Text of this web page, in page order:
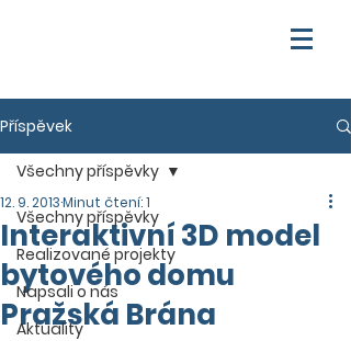
Příspěvek
Všechny příspěvky
Realizované projekty
Napsali o nás
Aktuality
Všechny příspěvky
Interaktivní 3D model
bytového domu
Pražská Brána
12. 9. 2013Minut čtení: 1